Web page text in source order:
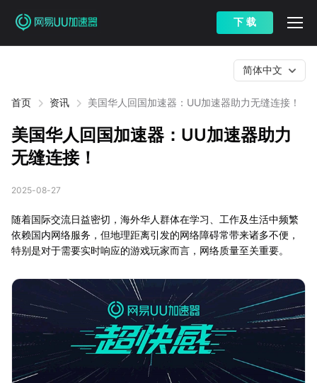
下 载
首页 资讯 美国华人回国加速器：UU加速器助力无缝连接！
简体中文
美国华人回国加速器：UU加速器助力
无缝连接！
2025-08-27
随着国际交流日益密切，海外华人群体在学习、工作及生活中频繁
依赖国内网络服务，但地理距离引发的网络障碍常带来诸多不便，
特别是对于需要实时响应的游戏玩家而言，网络质量至关重要。